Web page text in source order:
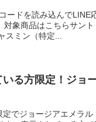
ードを読み込んでLINE
象商品はこちらサン
スミン（特定...
る方限定！ジョ
でジョージアエメラ